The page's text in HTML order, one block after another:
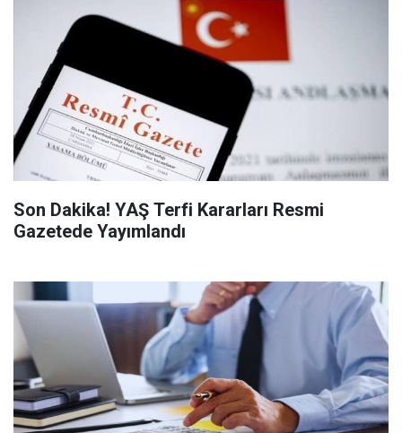
Son Dakika! YAŞ Terfi Kararları Resmi
Gazetede Yayımlandı